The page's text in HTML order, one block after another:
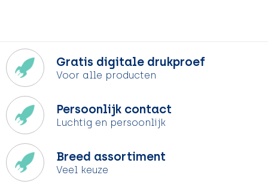
Gratis digitale drukproef
Voor alle producten
Persoonlijk contact
Luchtig en persoonlijk
Breed assortiment
Veel keuze